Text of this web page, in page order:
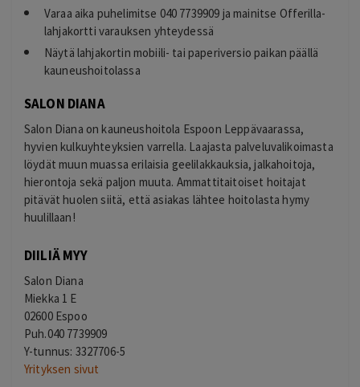
Varaa aika puhelimitse 040 7739909 ja mainitse Offerilla-
lahjakortti varauksen yhteydessä
Näytä lahjakortin mobiili- tai paperiversio paikan päällä
kauneushoitolassa
SALON DIANA
Salon Diana on kauneushoitola Espoon Leppävaarassa,
hyvien kulkuyhteyksien varrella. Laajasta palveluvalikoimasta
löydät muun muassa erilaisia geelilakkauksia, jalkahoitoja,
hierontoja sekä paljon muuta. Ammattitaitoiset hoitajat
pitävät huolen siitä, että asiakas lähtee hoitolasta hymy
huulillaan!
DIILIÄ MYY
Salon Diana
Miekka 1 E
02600 Espoo
Puh.040 7739909
Y-tunnus: 3327706-5
Yrityksen sivut